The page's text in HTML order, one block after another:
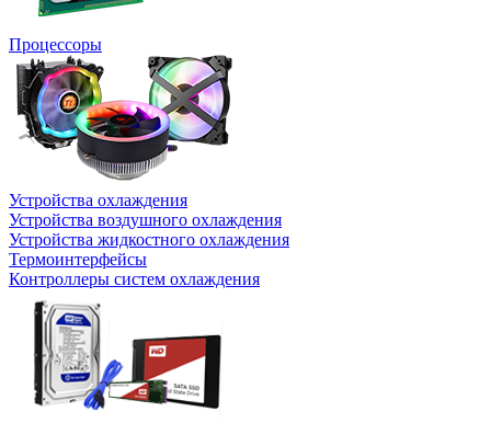
Процессоры
Устройства охлаждения
Устройства воздушного охлаждения
Устройства жидкостного охлаждения
Термоинтерфейсы
Контроллеры систем охлаждения